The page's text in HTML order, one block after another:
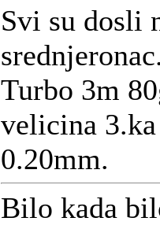
Svi su dosli
Turbo 3m
velicina
0.20mm.
Bilo kada